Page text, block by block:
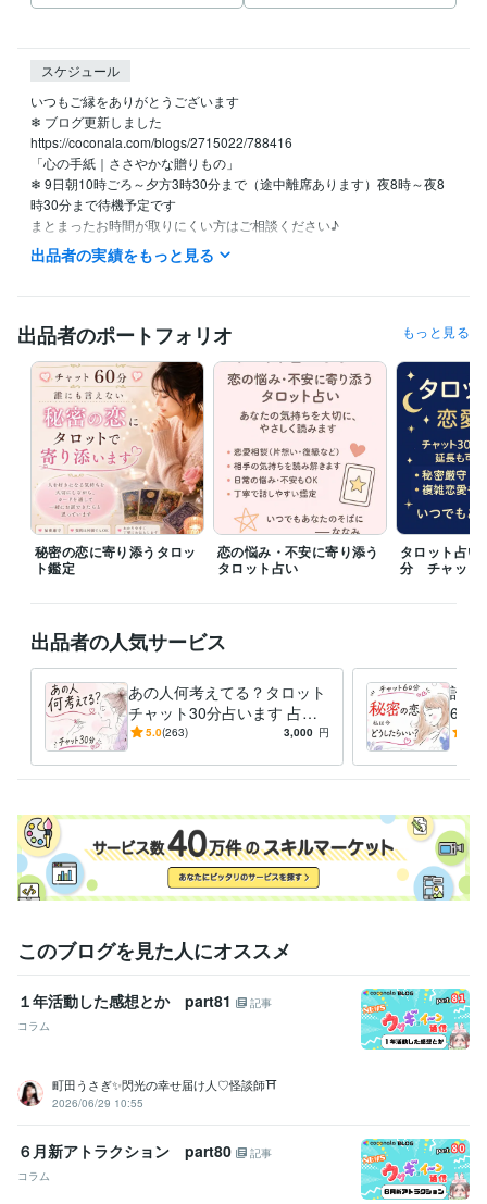
スケジュール
いつもご縁をありがとうございます
❄ ブログ更新しました
https://coconala.com/blogs/2715022/788416
「心の手紙｜ささやかな贈りもの」
❄ 9日朝10時ごろ～夕方3時30分まで（途中離席あります）夜8時～夜8
時30分まで待機予定です
まとまったお時間が取りにくい方はご相談ください♪
例：60分の鑑定時間は、30分×2回　など、
お仕事やご家庭のご都合に合わせて時間を分割することも可能ですの
⭕ 夜9時以降はお休みをいただくことがあり、その際は翌日の対応とな
る場合があります
お気軽に質問、ご予約のＤＭ、大歓迎です♪
✅「トークルーム 」
❄ あの人何考えてる？タロットチャット30分占います
❄ 恋愛タロット占い30分♡今の想い・迷いを占います
❄ 誰にも言えない秘密の恋愛☆60分タロットで占います
❄ S様専用占いサービスになります
✅「電話相談」
※ お電話でのご相談（話し相手・愚痴聞き）をご希望の方は、DMにてご
アイコン：作 ほこりさん@_ho_ko_ri_
最後まで読んでいただき、ありがとうございます
受賞歴
「届かなかったラヴレター」文芸社　ポエム掲載
得意分野
占い
タロット
悩み相談・カウンセリング 日常の愚痴、悩み相談　傾聴力
不安 悩み 寄り添う 受け止める 愚痴 つながる 前向き
出品者の実績をもっと見る
出品者のポートフォリオ もっと見る
秘密の恋に寄り添うタロッ
ト鑑定
恋の悩み・不安に寄り添う
タロット占い
タロット占
分 チャッ
出品者の人気サービス
あの人何考えてる？タロット
チャット30分占います 占い
結果をお伝えしてから30分チ
Ｋ
5.0(263) 3,000 円
誰に
60分
む
このブログを見た人にオススメ
１年活動した感想とか part81
記事
コラム
町田うさぎ✨閃光の幸せ届け人♡怪談師⛩️
2026/06/29 10:55
６月新アトラクション part80
記事
コラム